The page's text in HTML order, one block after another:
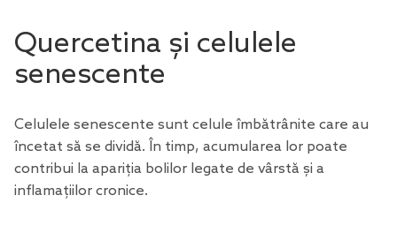
Quercetina și celulele
senescente
Celulele senescente sunt celule îmbătrânite care au
încetat să se dividă. În timp, acumularea lor poate
contribui la apariția bolilor legate de vârstă și a
inflamațiilor cronice.